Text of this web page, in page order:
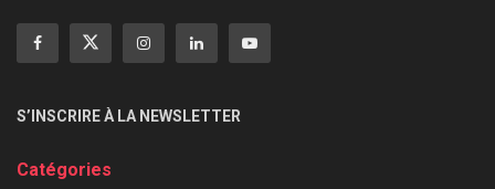
S’INSCRIRE À LA NEWSLETTER
Catégories